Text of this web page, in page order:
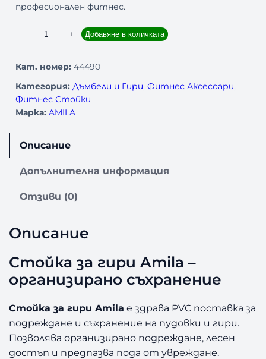
професионален фитнес.
л
ч
е
с
С
й
а
з
а
и
р
и
A
− + Добавяне в количката
Кат. номер: 44490
Категория: Дъмбели и Гири, Фитнес Аксесоари ,
Фитнес Стойки
Марка: AMILA
Описание
Допълнителна информация
Отзиви (0)
Описание
Стойка за гири Amila –
организирано съхранение
Стойка за гири Amila е здрава PVC поставка за
подреждане и съхранение на пудовки и гири.
Позволява организирано подреждане, лесен
достъп и предпазва пода от увреждане.